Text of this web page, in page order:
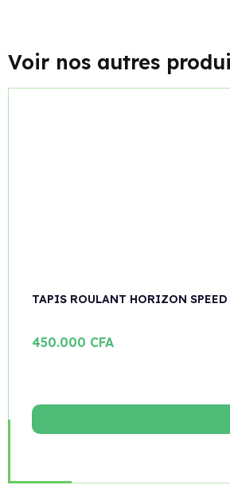
Voir nos autres
TAPIS ROULANT HORIZON
450.000 CFA